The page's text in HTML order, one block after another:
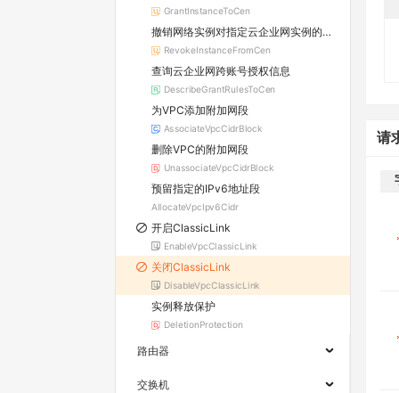
GrantInstanceToCen
撤销网络实例对指定云企业网实例的授权
RevokeInstanceFromCen
查询云企业网跨账号授权信息
DescribeGrantRulesToCen
为VPC添加附加网段
AssociateVpcCidrBlock
删除VPC的附加网段
UnassociateVpcCidrBlock
预留指定的IPv6地址段
AllocateVpcIpv6Cidr
开启ClassicLink
EnableVpcClassicLink
关闭ClassicLink
DisableVpcClassicLink
实例释放保护
DeletionProtection
路由器
交换机
请